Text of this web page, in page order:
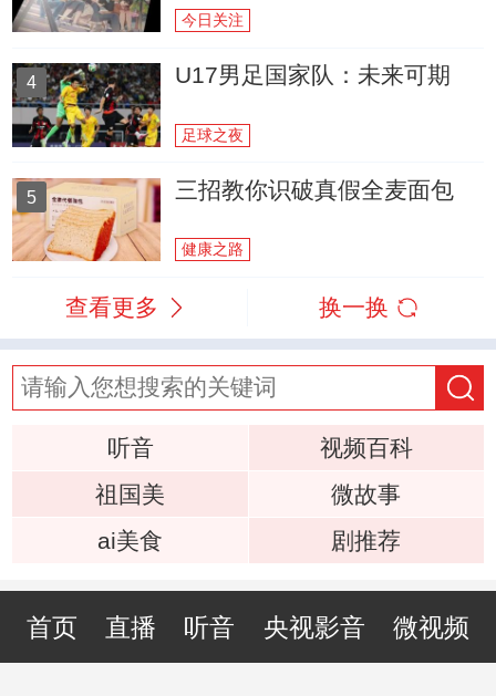
今日关注
4 U17男足国家队：未来可期
足球之夜
5 三招教你识破真假全麦面包
健康之路
查看更多 换一换
听音
视频百科
祖国美
微故事
ai美食
剧推荐
首页 直播 听音 央视影音 微视频